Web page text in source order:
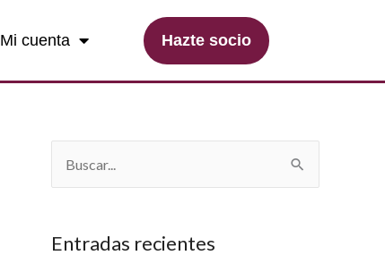
Mi cuenta Hazte socio
c
Entradas recientes